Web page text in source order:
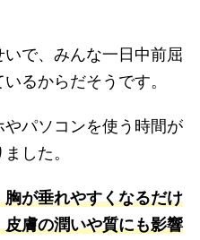
で、みんな一日中前屈
るからだそうです。
パソコンを使う時間が
した。
が垂れやすくなるだけ
膚の潤いや質にも影響